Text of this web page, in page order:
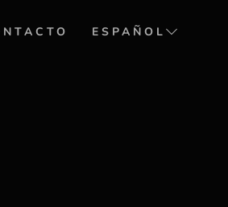
ESPAÑOL